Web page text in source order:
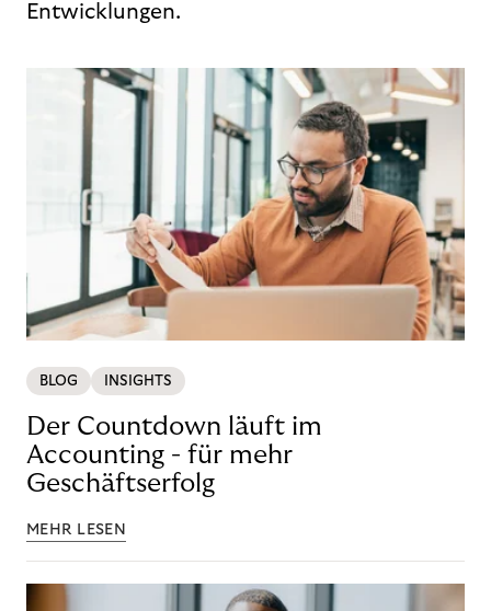
Entwicklungen.
BLOG INSIGHTS
Der Countdown läuft im
Accounting - für mehr
Geschäftserfolg
MEHR LESEN